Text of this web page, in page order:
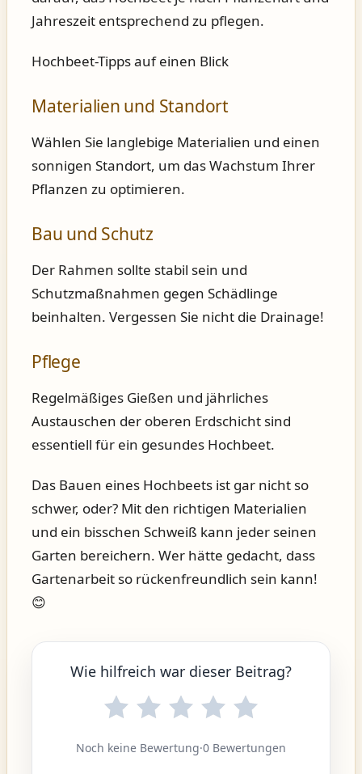
Jahreszeit entsprechend zu pflegen.
Hochbeet-Tipps auf einen Blick
Materialien und Standort
Wählen Sie langlebige Materialien und einen
sonnigen Standort, um das Wachstum Ihrer
Pflanzen zu optimieren.
Bau und Schutz
Der Rahmen sollte stabil sein und
Schutzmaßnahmen gegen Schädlinge
beinhalten. Vergessen Sie nicht die Drainage!
Pflege
Regelmäßiges Gießen und jährliches
Austauschen der oberen Erdschicht sind
essentiell für ein gesundes Hochbeet.
Das Bauen eines Hochbeets ist gar nicht so
schwer, oder? Mit den richtigen Materialien
und ein bisschen Schweiß kann jeder seinen
Garten bereichern. Wer hätte gedacht, dass
Gartenarbeit so rückenfreundlich sein kann!
😊
Wie hilfreich war dieser Beitrag?
Noch keine Bewertung·0 Bewertungen